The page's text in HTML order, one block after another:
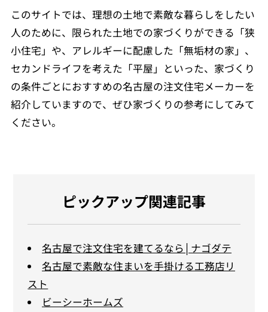
このサイトでは、理想の土地で素敵な暮らしをしたい
人のために、限られた土地での家づくりができる「狭
小住宅」や、アレルギーに配慮した「無垢材の家」、
セカンドライフを考えた「平屋」といった、家づくり
の条件ごとにおすすめの名古屋の注文住宅メーカーを
紹介していますので、ぜひ家づくりの参考にしてみて
ください。
ピックアップ関連記事
名古屋で注文住宅を建てるなら│ナゴダテ
名古屋で素敵な住まいを手掛ける工務店リ
スト
ビーシーホームズ